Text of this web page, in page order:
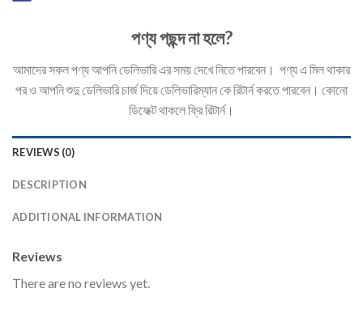
পণ্য পছন্দ না হলে?
আমাদের সকল পণ্য আপনি ডেলিভারি এর সময় দেখে নিতে পারবেন। পণ্য এ মিল থাকার
পর ও আপনি শুদু ডেলিভারি চার্জ দিয়ে ডেলিভারিম্যান কে রিটার্ন করতে পারবেন। কোনো
ডিফেক্ট থাকলে ফ্রি রিটার্ন।
REVIEWS (0)
DESCRIPTION
ADDITIONAL INFORMATION
Reviews
There are no reviews yet.